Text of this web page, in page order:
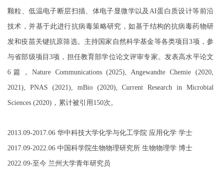
颗粒、低温电子断层扫描、体电子显微学以及 AI蛋白质设计等前沿
技术，并基于此进行抗病毒策略研究，如基于结构的抗病毒药物研
发和疫苗关键抗原筛选。主持国家自然科学基金等各类项目3项，参
与省部级项目3项，担任教育部学位论文评审专家。发表高水平论文
6 篇， Nature Communications (2025), Angewandte Chemie (2020,
2021), PNAS (2021), mBio (2020), Current Research in Microbial
Sciences (2020) ，累计被引用 150次。
2013.09-2017.06 华中科技大学化学与化工学院 应用化学 学士
2017.09-2022.06 中国科学院生物物理研究所 生物物理学 博士
2022.09-至今 兰州大学青年研究员